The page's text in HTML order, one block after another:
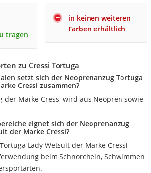
tragen
in keinen weiteren
Farben erhältlich
zu Cressi Tortuga
setzt sich der Neoprenanzug Tortuga
Cressi zusammen?
der Marke Cressi wird aus Neopren sowie
eignet sich der Neoprenanzug
der Marke Cressi?
Lady Wetsuit der Marke Cressi
beim Schnorcheln, Schwimmen